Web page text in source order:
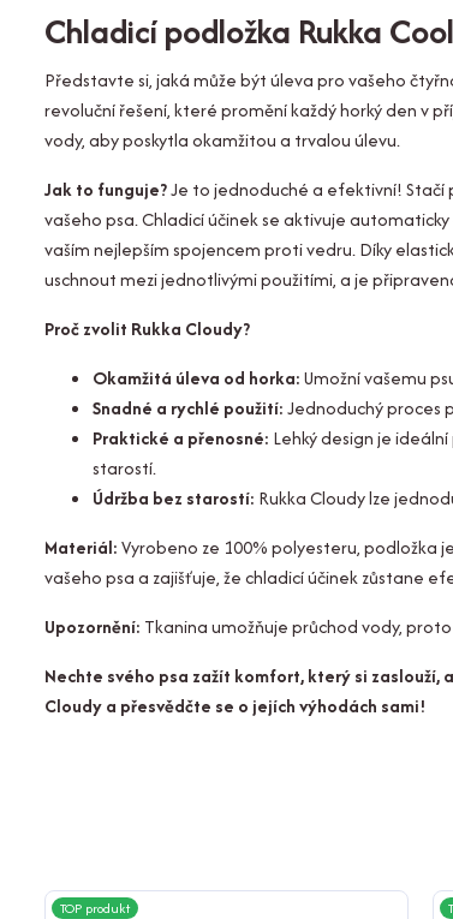
Chladicí podložka Rukka
Představte si, jaká může být úleva pro vašeho
revoluční řešení, které promění každý horký den v
vody, aby poskytla okamžitou a trvalou úlevu.
Jak to funguje?Je to jednoduché a efektivní! Stačí
vašeho psa. Chladicí účinek se aktivuje
vaším nejlepším spojencem proti vedru. Díky
uschnout mezi jednotlivými použitími, a je
Proč zvolit Rukka Cloudy?
Okamžitá úleva od horka:Umožní vašemu
Snadné a rychlé použití:Jednoduchý proces
Praktické a přenosné: Lehký design je
starostí.
Údržba bez starostí: Rukka Cloudy lze
Materiál:Vyrobeno ze 100% polyesteru, podložka
vašeho psa a zajišťuje, že chladicí účinek zůstane
Upozornění: Tkanina umožňuje průchod vody,
Nechte svého psa zažít komfort, který si zaslouží,
Cloudy a přesvědčte se o jejích výhodách sami!
TOP produkt